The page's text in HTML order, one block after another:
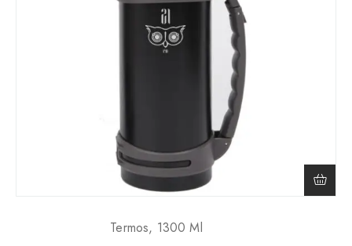
Termos, 1300 Ml